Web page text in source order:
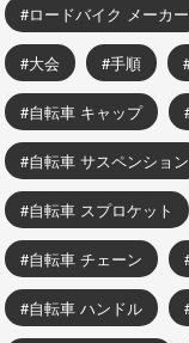
ロードバイク メーカー
大会 手順
自転車 キャップ
自転車 サスペンション
自転車 スプロケット
自転車 チェーン
自転車 ハンドル